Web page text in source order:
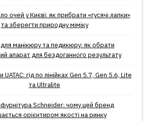
очей у Києві: як прибрати «гусячі лапки»
та зберегти природну міміку
манікюру та педикюру: як обрати
апарат для бездоганного результату
UATAC: гід по лінійках Gen 5.7, Gen 5.6, Lite
та Ultralite
Schneider: чому цей бренд
орієнтиром якості на ринку